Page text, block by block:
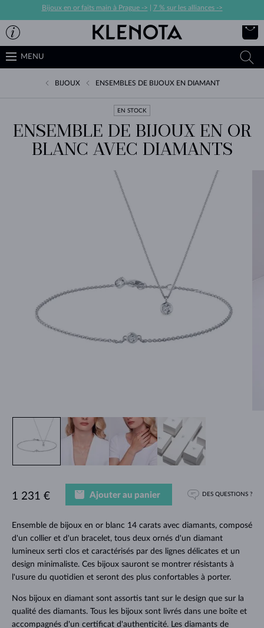
Bijoux en or faits main à Prague -> 7 % sur les alliances ->
MENU
BIJOUX ENSEMBLES DE BIJOUX EN DIAMANT
EN STOCK
ENSEMBLE DE BIJOUX EN OR
BLANC AVEC DIAMANTS
Ensemble de bijoux en or blanc 14 carats avec diamants, composé
d'un collier et d'un bracelet, tous deux ornés d'un diamant
lumineux serti clos et caractérisés par des lignes délicates et un
design minimaliste. Ces bijoux sauront se montrer résistants à
l'usure du quotidien et seront des plus confortables à porter.
Nos bijoux en diamant sont assortis tant sur le design que sur la
qualité des diamants. Tous les bijoux sont livrés dans une boîte et
accompagnés d'un certificat d'authenticité. Les diamants de
1 231 € Ajouter au panier DES QUESTIONS ?